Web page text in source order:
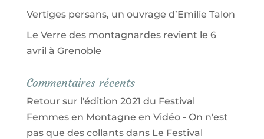
Vertiges persans, un ouvrage d’Emilie Talon
Le Verre des montagnardes revient le 6
avril à Grenoble
Commentaires récents
Retour sur l'édition 2021 du Festival
Femmes en Montagne en Vidéo - On n'est
pas que des collantsdans Le Festival